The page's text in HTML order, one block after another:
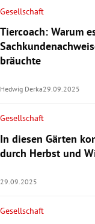
Gesellschaft
Tiercoach: Warum
bräuchte
Hedwig Derka29.09.2025
Gesellschaft
In diesen Gärten
durch Herbst und
29.09.2025
Gesellschaft